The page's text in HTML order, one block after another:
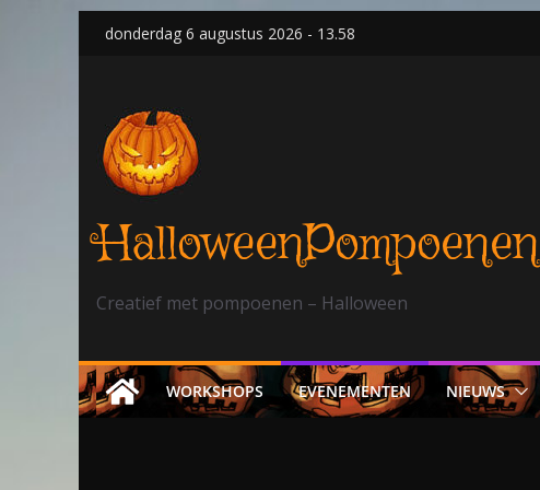
Skipdonderdag 6 augustus 2026 - 13.58
HalloweenPompoenen
Creatief met pompoenen – Halloween
WORKSHOPS EVENEMENTEN NIEUWS